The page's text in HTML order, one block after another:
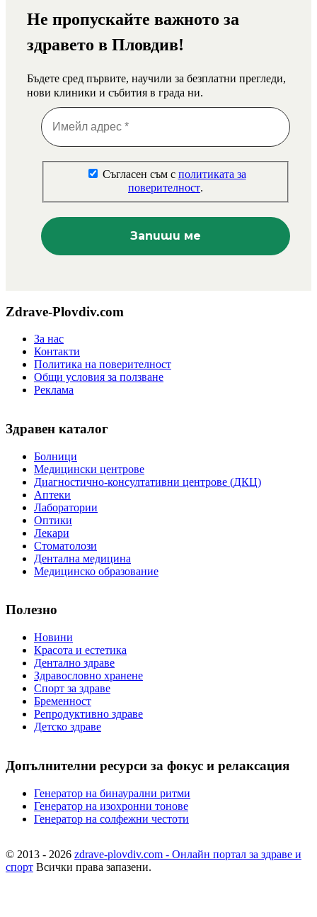
Не пропускайте важното за
здравето в Пловдив!
Бъдете сред първите, научили за безплатни прегледи,
нови клиники и събития в града ни.
Съгласен съм с политиката за
поверителност.
Zdrave-Plovdiv.com
За нас
Контакти
Политика на поверителност
Общи условия за ползване
Реклама
Здравен каталог
Болници
Медицински центрове
Диагностично-консултативни центрове (ДКЦ)
Аптеки
Лаборатории
Оптики
Лекари
Стоматолози
Дентална медицина
Медицинско образование
Полезно
Новини
Красота и естетика
Дентално здраве
Здравословно хранене
Спорт за здраве
Бременност
Репродуктивно здраве
Детско здраве
Допълнителни ресурси за фокус и релаксация
Генератор на бинаурални ритми
Генератор на изохронни тонове
Генератор на солфежни честоти
© 2013 - 2026 zdrave-plovdiv.com - Онлайн портал за здраве и
спорт Всички права запазени.